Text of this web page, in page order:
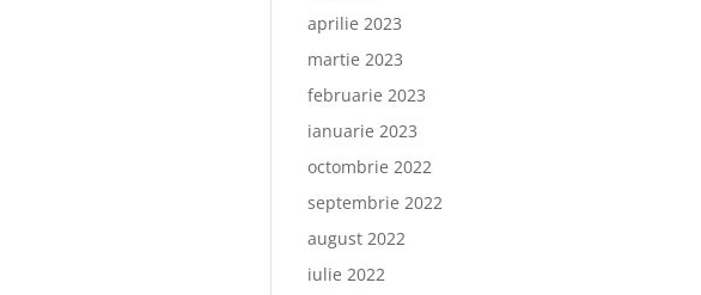
aprilie 2023
martie 2023
februarie 2023
ianuarie 2023
octombrie 2022
septembrie 2022
august 2022
iulie 2022